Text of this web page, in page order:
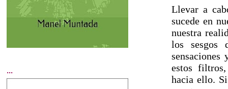
Llevar a
sucede en
nuestra
los sesgos
sensaciones
estos
hacia ello.
...